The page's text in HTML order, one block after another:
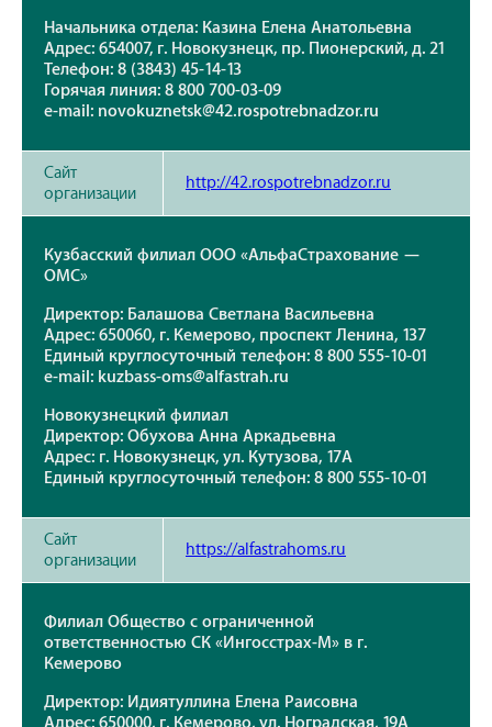
Начальника отдела: Казина Елена Анатольевна
Адрес: 654007, г. Новокузнецк, пр. Пионерский, д. 21
Телефон: 8 (3843) 45-14-13
Горячая линия: 8 800 700-03-09
e-mail: novokuznetsk@42.rospotrebnadzor.ru
Сайт
организации
http://42.rospotrebnadzor.ru
Кузбасский филиал ООО «АльфаСтрахование —
ОМС»
Директор: Балашова Светлана Васильевна
Адрес: 650060, г. Кемерово, проспект Ленина, 137
Единый круглосуточный телефон: 8 800 555-10-01
e-mail: kuzbass-oms@alfastrah.ru
Новокузнецкий филиал
Директор: Обухова Анна Аркадьевна
Адрес: г. Новокузнецк, ул. Кутузова, 17А
Единый круглосуточный телефон: 8 800 555-10-01
Сайт
организации
https://alfastrahoms.ru
Филиал Общество с ограниченной
ответственностью СК «Ингосстрах-М» в г.
Кемерово
Директор: Идиятуллина Елена Раисовна
Адрес: 650000, г. Кемерово, ул. Ноградская, 19А